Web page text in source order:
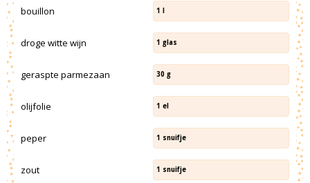
bouillon 1 l
droge witte wijn 1 glas
geraspte parmezaan 30 g
olijfolie 1 el
peper 1 snuifje
zout 1 snuifje